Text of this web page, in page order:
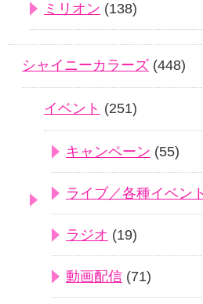
ミリオン (138)
シャイニーカラーズ (448)
イベント (251)
キャンペーン (55)
ライブ／各種イベン
ラジオ (19)
動画配信 (71)